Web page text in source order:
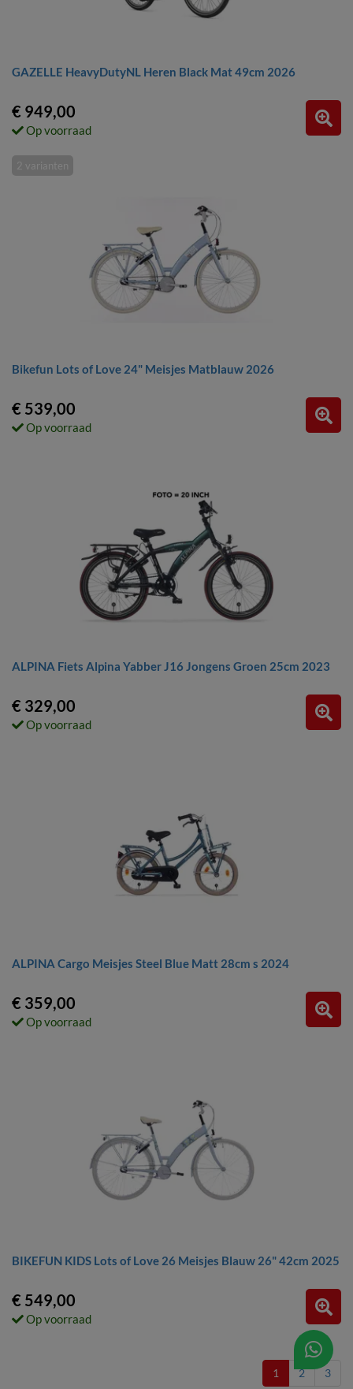
GAZELLE HeavyDutyNL Heren Black Mat 49cm 2026
€ 949,00
Op voorraad
Bikefun Lots of Love 24" Meisjes Matblauw 2026
2 varianten
€ 539,00
Op voorraad
ALPINA Fiets Alpina Yabber J16 Jongens Groen 25cm 2023
€ 329,00
Op voorraad
ALPINA Cargo Meisjes Steel Blue Matt 28cm s 2024
€ 359,00
Op voorraad
BIKEFUN KIDS Lots of Love 26 Meisjes Blauw 26" 42cm 2025
€ 549,00
Op voorraad
1 2 3